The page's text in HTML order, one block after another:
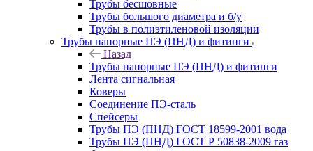
Трубы бесшовные
Трубы большого диаметра и б/у
Трубы в полиэтиленовой изоляции
Трубы напорные ПЭ (ПНД) и фитинги
Назад
Трубы напорные ПЭ (ПНД) и фитинги
Лента сигнальная
Коверы
Соединение ПЭ-сталь
Спейсеры
Трубы ПЭ (ПНД) ГОСТ 18599-2001 вода
Трубы ПЭ (ПНД) ГОСТ Р 50838-2009 газ